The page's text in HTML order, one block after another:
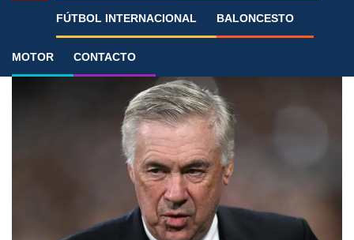
FÚTBOL INTERNACIONAL BALONCESTO
MOTOR CONTACTO
»
Copa Intercontinental